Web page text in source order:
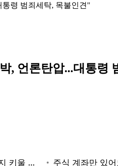
령 범죄세탁, 목불인견"
, 언론탄압...대통령